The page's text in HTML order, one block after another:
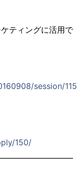
ティングに活用で
session/115
150/